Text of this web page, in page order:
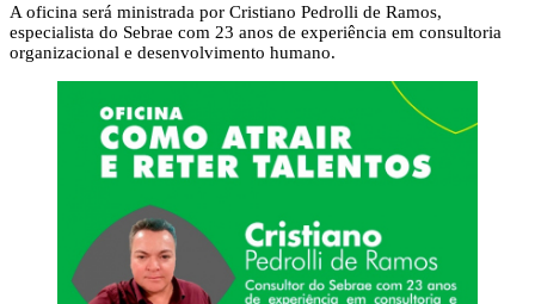
A oficina será ministrada por Cristiano Pedrolli de Ramos,
especialista do Sebrae com 23 anos de experiência em consultoria
organizacional e desenvolvimento humano.